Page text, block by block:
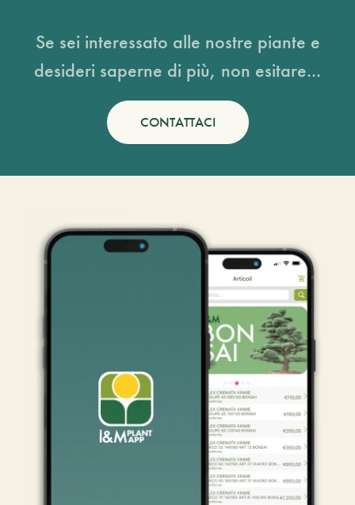
Se sei interessato alle nostre piante e
desideri saperne di più, non esitare...
CONTATTACI